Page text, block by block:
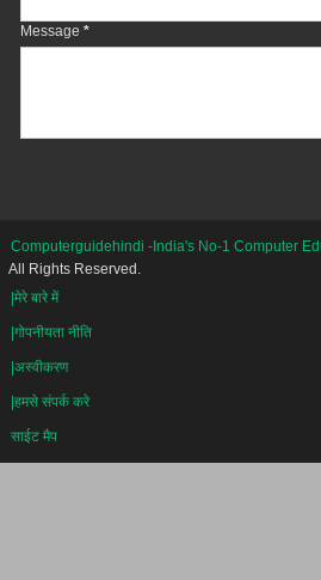
Message *
Computerguidehindi -India's No-1 Computer
All Rights Reserved.
|मेरे बारे में
|गोपनीयता नीति
|अस्वीकरण
|हमसे संपर्क करे
साईट मैप